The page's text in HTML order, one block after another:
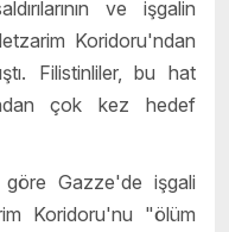
ve işgalin
Koridoru'ndan
Filistinliler, bu hat
çok kez hedef
Gazze'de işgali
Koridoru'nu "ölüm